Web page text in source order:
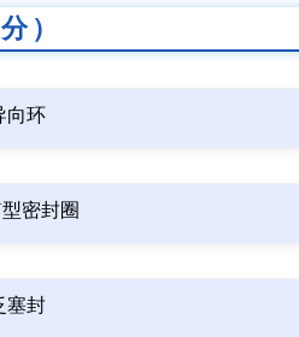
）
向环
密封圈
塞封